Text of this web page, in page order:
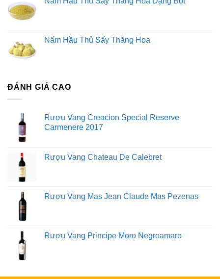
Nấm Hầu Thủ Sấy Thăng Hoa
ĐÁNH GIÁ CAO
Rượu Vang Creacion Special Reserve
Carmenere 2017
Rượu Vang Chateau De Calebret
Rượu Vang Mas Jean Claude Mas Pezenas
Rượu Vang Principe Moro Negroamaro